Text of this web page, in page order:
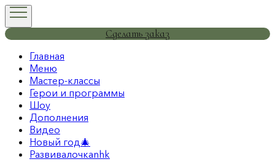
Сделать заказ
Главная
Меню
Мастер-классы
Герои и программы
Шоу
Дополнения
Видео
Новый год🎄
Развивалочкаnhk